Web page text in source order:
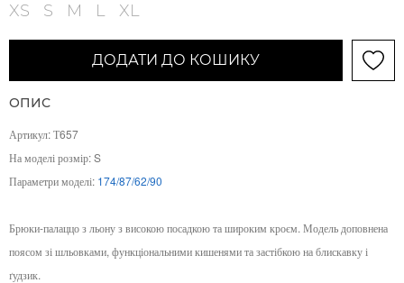
XS S M L XL
ДОДАТИ ДО КОШИКУ
ОПИС
Артикул: Т657
На моделі розмір: S
Параметри моделі: 174/87/62/90
Брюки-палаццо з льону з високою посадкою та широким кроєм. Модель доповнена
поясом зі шльовками, функціональними кишенями та застібкою на блискавку і
ґудзик.